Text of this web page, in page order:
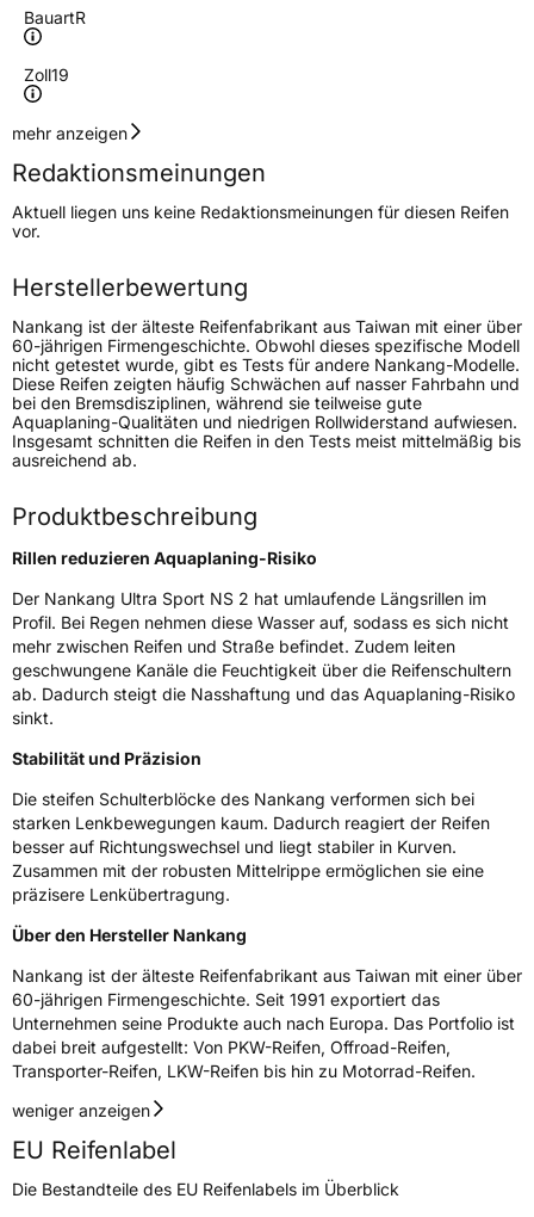
BauartR
Zoll19
Geschwindigkeitsindex
Höchstgeschwindigkeit
270 km/h
Lastindex98
Höchstlast750 kg
Generelle Merkmale
FahrzeugtypPKW
VerwendungSommerreifen
ModellnameUltra Sport NS 2
Weitere Eigenschaften
Schlauchtyp TL
Zustand Neureifen
Verstärkt
EU Label
Effizienz D
NasshaftungC
Rollgeräusch (dB)71
FahrzeugklasseC1
3PMSF / Schneeflockensymbol / Alpine-Symbol
EPREL ID466944
mehr anzeigen
Redaktionsmeinungen
Aktuell liegen uns keine Redaktionsmeinungen für diesen Reifen
vor.
Herstellerbewertung
Nankang ist der älteste Reifenfabrikant aus Taiwan mit einer über
60-jährigen Firmengeschichte. Obwohl dieses spezifische Modell
nicht getestet wurde, gibt es Tests für andere Nankang-Modelle.
Diese Reifen zeigten häufig Schwächen auf nasser Fahrbahn und
bei den Bremsdisziplinen, während sie teilweise gute
Aquaplaning-Qualitäten und niedrigen Rollwiderstand aufwiesen.
Insgesamt schnitten die Reifen in den Tests meist mittelmäßig bis
ausreichend ab.
Produktbeschreibung
Rillen reduzieren Aquaplaning-Risiko
Der Nankang Ultra Sport NS 2 hat umlaufende Längsrillen im
Profil. Bei Regen nehmen diese Wasser auf, sodass es sich nicht
mehr zwischen Reifen und Straße befindet. Zudem leiten
geschwungene Kanäle die Feuchtigkeit über die Reifenschultern
ab. Dadurch steigt die Nasshaftung und das Aquaplaning-Risiko
sinkt.
Stabilität und Präzision
Die steifen Schulterblöcke des Nankang verformen sich bei
starken Lenkbewegungen kaum. Dadurch reagiert der Reifen
besser auf Richtungswechsel und liegt stabiler in Kurven.
Zusammen mit der robusten Mittelrippe ermöglichen sie eine
präzisere Lenkübertragung.
Über den Hersteller Nankang
Nankang ist der älteste Reifenfabrikant aus Taiwan mit einer über
60-jährigen Firmengeschichte. Seit 1991 exportiert das
Unternehmen seine Produkte auch nach Europa. Das Portfolio ist
dabei breit aufgestellt: Von PKW-Reifen, Offroad-Reifen,
Transporter-Reifen, LKW-Reifen bis hin zu Motorrad-Reifen.
weniger anzeigen
EU Reifenlabel
Die Bestandteile des EU Reifenlabels im Überblick